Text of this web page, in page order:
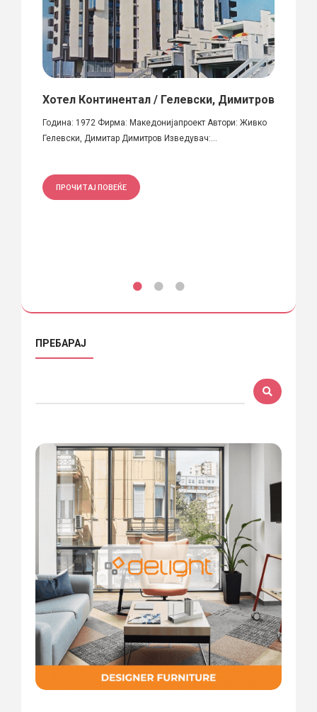
Хотел Континентал / Гелевски, Димитров
Година: 1972 Фирма: Македонијапроект Автори: Живко
Гелевски, Димитар Димитров Изведувач:...
ПРОЧИТАЈ ПОВЕЌЕ
ПРЕБАРАЈ